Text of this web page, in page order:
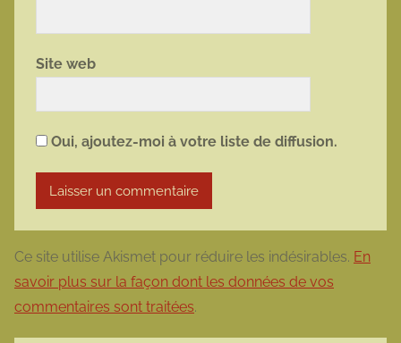
Site web
Oui, ajoutez-moi à votre liste de diffusion.
Ce site utilise Akismet pour réduire les indésirables. En
savoir plus sur la façon dont les données de vos
commentaires sont traitées.